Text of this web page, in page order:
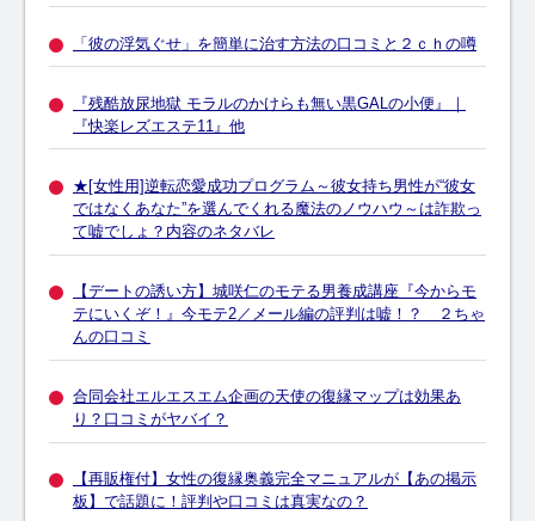
「彼の浮気ぐせ」を簡単に治す方法の口コミと２ｃｈの噂
『残酷放尿地獄 モラルのかけらも無い黒GALの小便』｜
『快楽レズエステ11』他
★[女性用]逆転恋愛成功プログラム～彼女持ち男性が“彼女
ではなくあなた”を選んでくれる魔法のノウハウ～は詐欺っ
て嘘でしょ？内容のネタバレ
【デートの誘い方】城咲仁のモテる男養成講座『今からモ
テにいくぞ！』今モテ2／メール編の評判は嘘！？ ２ちゃ
んの口コミ
合同会社エルエスエム企画の天使の復縁マップは効果あ
り？口コミがヤバイ？
【再販権付】女性の復縁奥義完全マニュアルが【あの掲示
板】で話題に！評判や口コミは真実なの？